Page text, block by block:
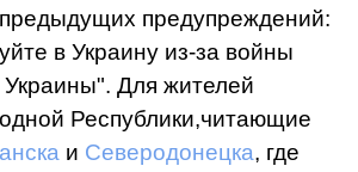
предыдущих предупреждений:
в Украину из-за войны
Украины". Для жителей
Республики,читающие
и Северодонецка, где